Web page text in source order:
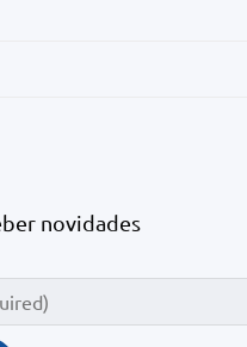
novidades